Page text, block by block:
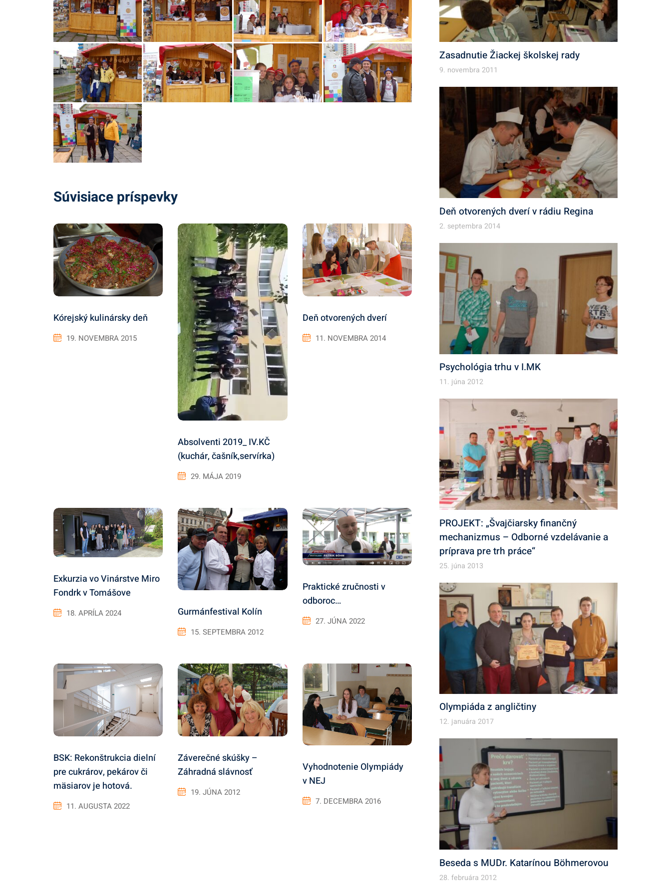
Súvisiace príspevky
Kórejský kulinársky deň
19. NOVEMBRA 2015
Absolventi 2019_ IV.KČ
(kuchár, čašník,servírka)
29. MÁJA 2019
Deň otvorených dverí
11. NOVEMBRA 2014
Exkurzia vo Vinárstve Miro
Fondrk v Tomášove
18. APRÍLA 2024 Gurmánfestival Kolín
15. SEPTEMBRA 2012
Praktické zručnosti v
odboroc…
27. JÚNA 2022
BSK: Rekonštrukcia dielní
pre cukrárov, pekárov či
mäsiarov je hotová.
11. AUGUSTA 2022
Záverečné skúšky –
Záhradná slávnosť
19. JÚNA 2012
Vyhodnotenie Olympiády
v NEJ
7. DECEMBRA 2016
Zasadnutie Žiackej školskej rady
9. novembra 2011
Deň otvorených dverí v rádiu Regina
2. septembra 2014
Psychológia trhu v I.MK
11. júna 2012
PROJEKT: „Švajčiarsky finančný
mechanizmus – Odborné vzdelávanie a
príprava pre trh práce“
25. júna 2013
Olympiáda z angličtiny
12. januára 2017
Beseda s MUDr. Katarínou Böhmerovou
28. februára 2012